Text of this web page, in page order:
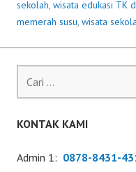
sekolah, wisata edukasi TK
memerah susu, wisata
untuk:
KONTAK KAMI
Admin 1: 0878-8431-